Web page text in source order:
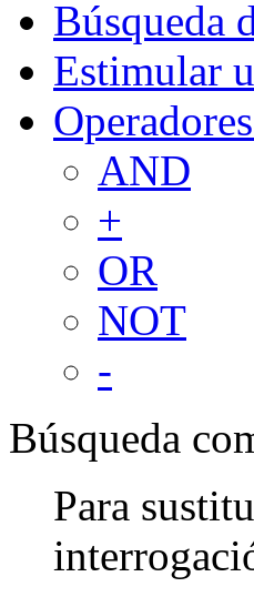
Búsqueda
Estimular
AND
+
OR
NOT
-
Búsqueda
Para